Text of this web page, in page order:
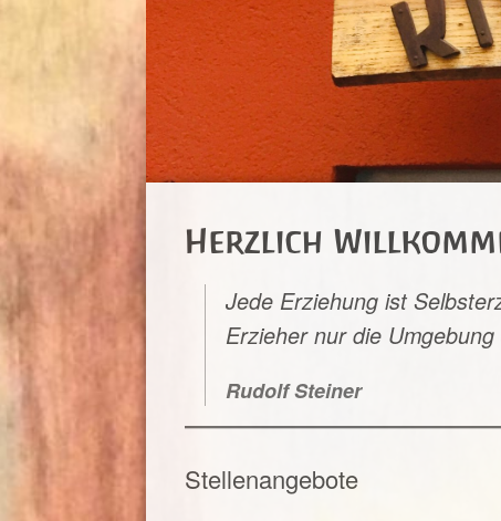
Herzlich
Jede Erziehung ist
Erzieher nur die
Rudolf Steiner
Stellenangebote